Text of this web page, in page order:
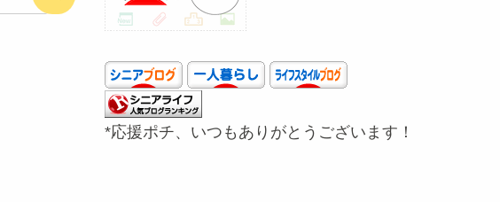
*応援ポチ、いつもありがとうございます！